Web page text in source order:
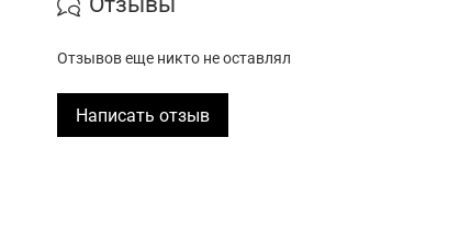
Отзывов еще никто не оставлял
Написать отзыв